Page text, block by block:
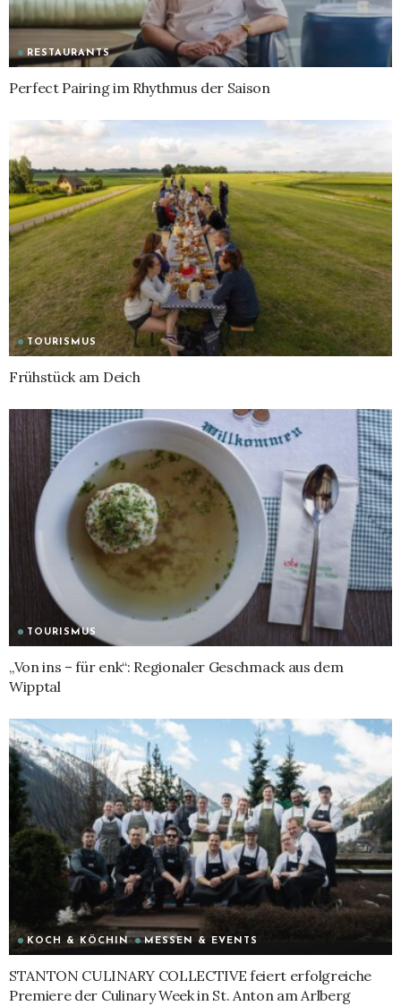
RESTAURANTS
Perfect Pairing im Rhythmus der Saison
TOURISMUS
Frühstück am Deich
TOURISMUS
„Von ins – für enk“: Regionaler Geschmack aus dem
Wipptal
KOCH & KÖCHIN MESSEN & EVENTS
STANTON CULINARY COLLECTIVE feiert erfolgreiche
Premiere der Culinary Week in St. Anton am Arlberg